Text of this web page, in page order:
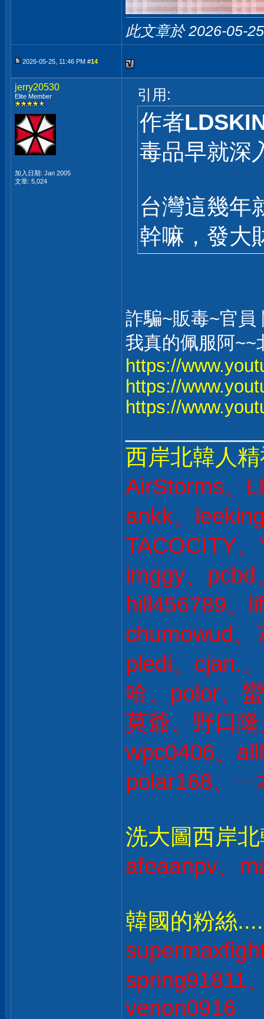
此文章於 2026-05-
2026-05-25, 11:46 PM #14
jerry20530
Elite Member
加入日期: Jan 2005
文章: 5,024
引用:
作者
毒品早就深
台灣這幾年
幹嘛，發大
詐騙~販毒~官員
我真的佩服阿~~
https://
https://
https://
西岸北韓人
AirStorms、
ankk、
TACOCITY
imggy、pcbd
hill456789、
chumowud、
pledi、cjan.
哈、polor、
莫爺、野口
wpc0406、
polar168、
洗大圖西岸
afeaanpv、
韓國的粉絲....
spring91811
venon0916